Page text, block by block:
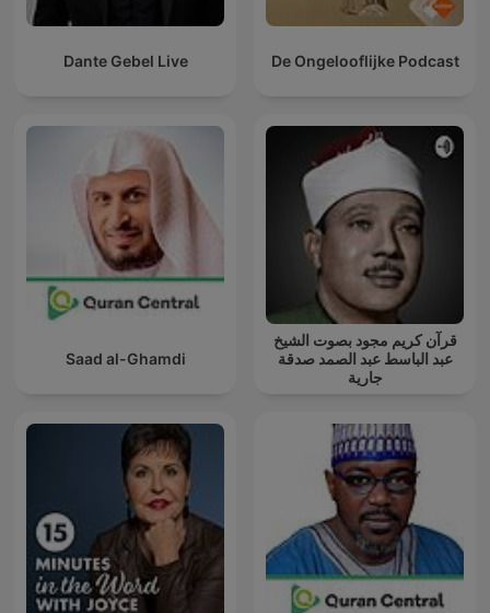
Dante Gebel Live De Ongelooflijke Podcast
Saad al-Ghamdi
قرآن كريم مجود بصوت الشيخ
عبد الباسط عبد الصمد صدقة
جارية